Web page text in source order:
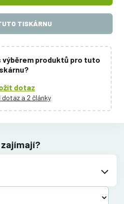
TISKÁRNU
produktů pro tuto
dotaz
dotaz a 2 články